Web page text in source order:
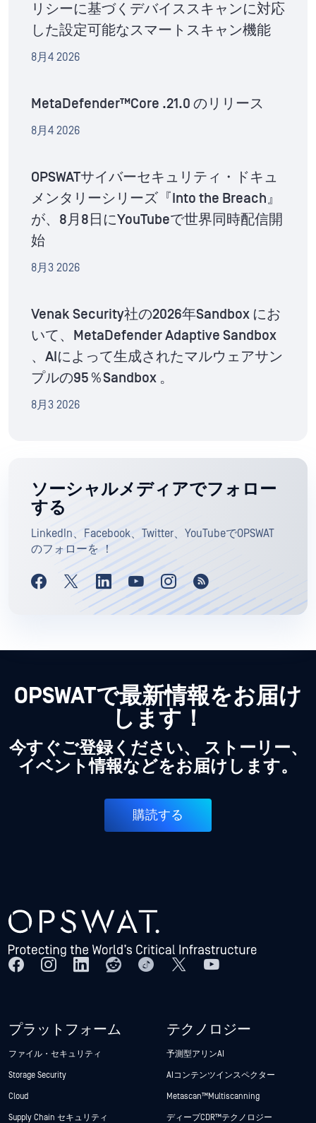
リシーに基づくデバイススキャンに対応
した設定可能なスマートスキャン機能
8月4 2026
MetaDefender™Core .21.0 のリリース
8月4 2026
OPSWATサイバーセキュリティ・ドキュ
メンタリーシリーズ『Into the Breach』
が、8月8日にYouTubeで世界同時配信開
始
8月3 2026
Venak Security社の2026年Sandbox にお
いて、MetaDefender Adaptive Sandbox
、AIによって生成されたマルウェアサン
プルの95％Sandbox 。
8月3 2026
ソーシャルメディアでフォロー
する
LinkedIn、Facebook、Twitter、YouTubeでOPSWAT
のフォローを ！
OPSWATで最新情報をお届け
します！
今すぐご登録ください、 ストーリー、
イベント情報などをお届けします。
購読する
プラットフォーム
ファイル・セキュリティ
Storage Security
Cloud
Supply Chain セキュリティ
テクノロジー
予測型アリンAI
AIコンテンツインスペクター
Metascan™ Multiscanning
ディープCDR™テクノロジー